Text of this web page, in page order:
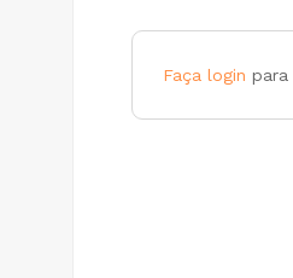
Faça login para